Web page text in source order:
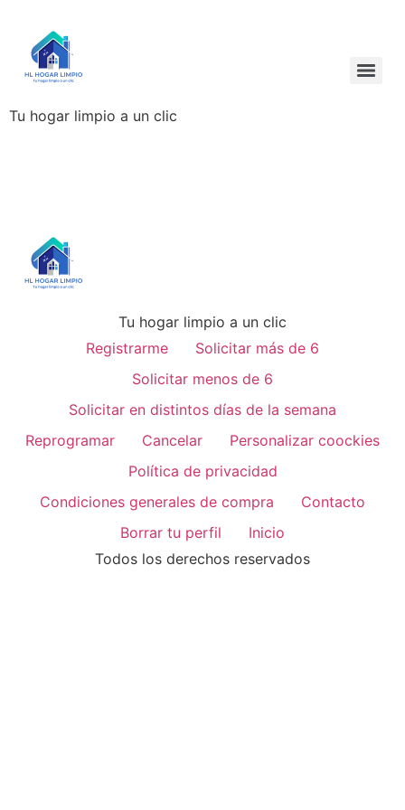
Tu hogar limpio a un clic
Tu hogar limpio a un clic
Registrarme
Solicitar más de 6
Solicitar menos de 6
Solicitar en distintos días de la semana
Reprogramar
Cancelar
Personalizar coockies
Política de privacidad
Condiciones generales de compra
Contacto
Borrar tu perfil
Inicio
Todos los derechos reservados